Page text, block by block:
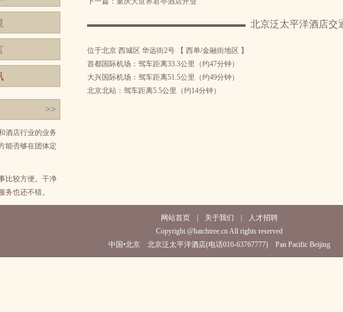
>>
酒店行业的业务
能否够在团体定
比较方便。干净
务也还不错。
北京泛太平洋酒店交
位于北京 西城区 华远街2号 【 西单/金融街地区 】
首都国际机场：驾车距离33.3公里（约47分钟）
大兴国际机场：驾车距离51.5公里（约49分钟）
北京北站：驾车距离5.5公里（约14分钟）
网站首页 关于我们
人才招聘
Copyright @hatchtree.cn All rights reserved
中国•北京 北京泛太平洋酒店(电话010-63767777) Pan Pacific Beijing